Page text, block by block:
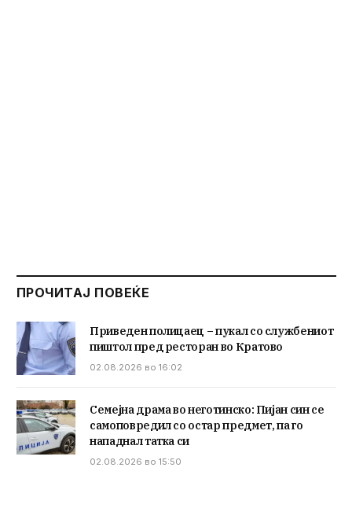
ПРОЧИТАЈ ПОВЕЌЕ
Приведен полицаец – пукал со службениот
пиштол пред ресторан во Кратово
02.08.2026 во 16:02
Семејна драма во неготинско: Пијан син се
самоповредил со остар предмет, па го
нападнал татка си
02.08.2026 во 15:50